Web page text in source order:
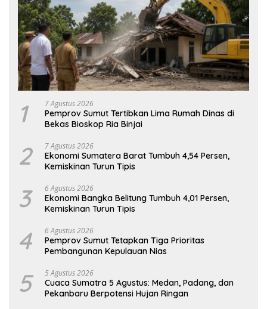
1 7 Agustus 2026
Pemprov Sumut Tertibkan Lima Rumah Dinas di
Bekas Bioskop Ria Binjai
2 7 Agustus 2026
Ekonomi Sumatera Barat Tumbuh 4,54 Persen,
Kemiskinan Turun Tipis
3 6 Agustus 2026
Ekonomi Bangka Belitung Tumbuh 4,01 Persen,
Kemiskinan Turun Tipis
4 6 Agustus 2026
Pemprov Sumut Tetapkan Tiga Prioritas
Pembangunan Kepulauan Nias
5 5 Agustus 2026
Cuaca Sumatra 5 Agustus: Medan, Padang, dan
Pekanbaru Berpotensi Hujan Ringan